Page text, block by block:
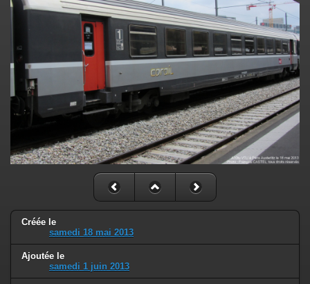
Créée le
samedi 18 mai 2013
Ajoutée le
samedi 1 juin 2013